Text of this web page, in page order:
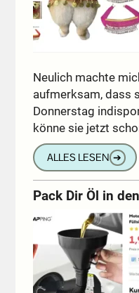
Neulich machte
aufmerksam, dass
Donnerstag
könne sie jetzt
ALLES LESEN ➔
Pack Dir Öl in